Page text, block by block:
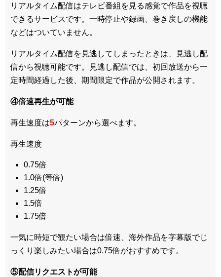
リアルタイム配信はテレビ番組を見る感覚で作品を視聴
できるサービスです。一時停止や録画、巻き戻しの機能
などはついていません。
リアルタイム配信を見逃してしまったときは、見逃し配
信から視聴可能です。見逃し配信では、初回放送から一
定時間経過した後、期間限定で作品が公開されます。
④倍速再生が可能
再生速度は5パターンから選べます。
再生速度
0.75倍
1.0倍(等倍)
1.25倍
1.5倍
1.75倍
一気に時短で観たい場合は倍速、海外作品を字幕版でじ
っくり楽しみたい場合は0.75倍がおすすめです。
⑤配信リクエストが可能